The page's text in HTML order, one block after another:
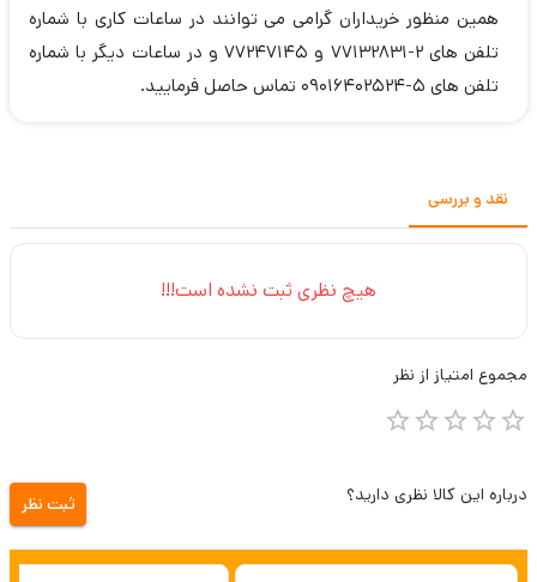
همین منظور خریداران گرامی می توانند در ساعات کاری با شماره
تلفن های 2-77132831 و 77247145 و در ساعات دیگر با شماره
تلفن های 5-09016402524 تماس حاصل فرمایید.
نقد و بررسی
مجموع امتیاز از نظر
درباره این کالا نظری دارید؟ ثبت نظر
هیچ نظری ثبت نشده است!!!